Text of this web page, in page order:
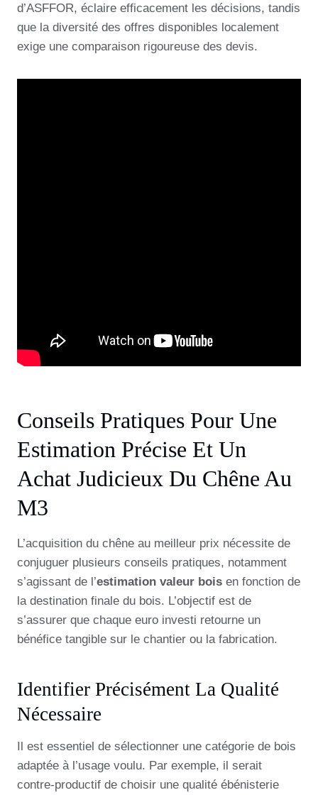
d’ASFFOR, éclaire efficacement les décisions, tandis
que la diversité des offres disponibles localement
exige une comparaison rigoureuse des devis.
Conseils Pratiques Pour Une
Estimation Précise Et Un
Achat Judicieux Du Chêne Au
M3
L’acquisition du chêne au meilleur prix nécessite de
conjuguer plusieurs conseils pratiques, notamment
s’agissant de l’estimation valeur bois en fonction de
la destination finale du bois. L’objectif est de
s’assurer que chaque euro investi retourne un
bénéfice tangible sur le chantier ou la fabrication.
Identifier Précisément La Qualité
Nécessaire
Il est essentiel de sélectionner une catégorie de bois
adaptée à l’usage voulu. Par exemple, il serait
contre-productif de choisir une qualité ébénisterie